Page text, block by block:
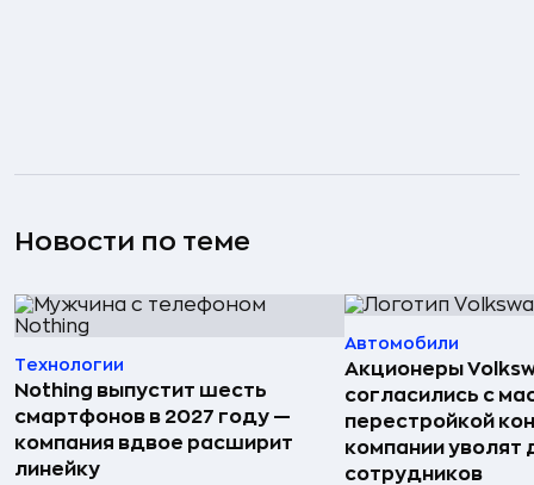
Новости по теме
Технологии
Nothing выпустит шесть
смартфонов в 2027 году —
компания вдвое расширит
линейку
Автомобили
Акционеры
согласились с
перестройкой
компании уволят
сотрудников